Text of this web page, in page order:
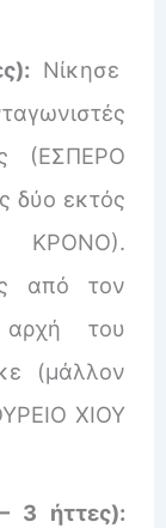
Νίκησε
(ΕΣΠΕΡΟ
δύο εκτός
ΚΡΟΝΟ).
από τον
του
(μάλλον
ΧΙΟΥ
3 ήττες):